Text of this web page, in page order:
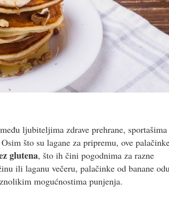
ljubiteljima zdrave prehrane,
što su lagane za pripremu, ove
glutena, što ih čini pogodnima za razne
ili laganu večeru, palačinke od banane
mogućnostima punjenja.